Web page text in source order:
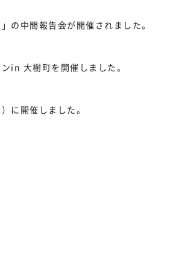
の中間報告会が開催されました。
in 大樹町を開催しました。
に開催しました。